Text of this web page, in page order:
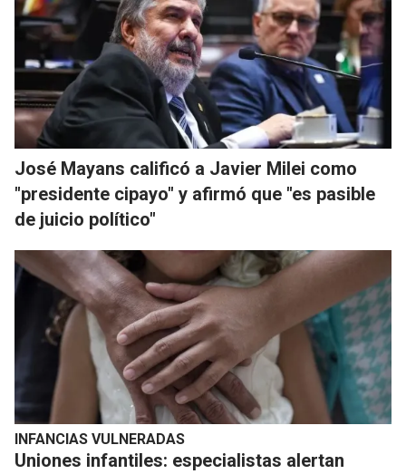
José Mayans calificó a Javier Milei como
"presidente cipayo" y afirmó que "es pasible
de juicio político"
INFANCIAS VULNERADAS
Uniones infantiles: especialistas alertan